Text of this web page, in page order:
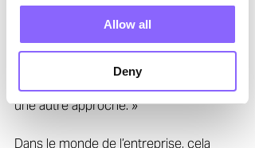
Allow all
Deny
forces et de lui laisser l’espace
nécessaire pour les 		exploiter,
même si personnellement, je préfère
une autre approche. »
Dans le monde de l’entreprise, cela